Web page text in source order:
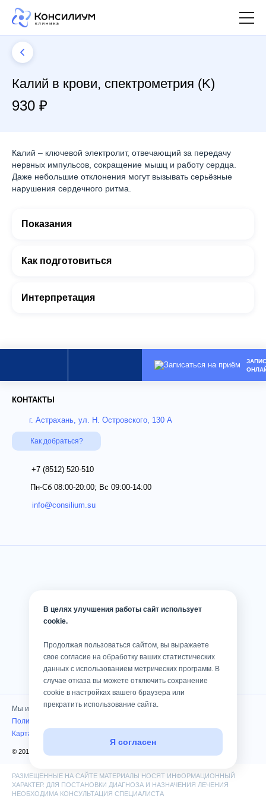
Калий в крови, спектрометрия (K)
930 ₽
Калий – ключевой электролит, отвечающий за передачу
нервных импульсов, сокращение мышц и работу сердца.
Даже небольшие отклонения могут вызывать серьёзные
нарушения сердечного ритма.
Показания
Как подготовиться
Интерпретация
КОНТАКТЫ
г. Астрахань, ул. Н. Островского, 130 А
Как добраться?
+7 (8512) 520-510
Пн-Сб 08:00-20:00; Вс 09:00-14:00
info@consilium.su
Мы используем cookies
Политика конфиденциальности
Карта сайта
© 2010 — 2026 Клиника «Консилиум». Все права защищены
РАЗМЕЩЕННЫЕ НА САЙТЕ МАТЕРИАЛЫ НОСЯТ ИНФОРМАЦИОННЫЙ
ХАРАКТЕР. ДЛЯ ПОСТАНОВКИ ДИАГНОЗА И НАЗНАЧЕНИЯ ЛЕЧЕНИЯ
НЕОБХОДИМА КОНСУЛЬТАЦИЯ СПЕЦИАЛИСТА
В целях улучшения работы сайт использует
cookie.
Продолжая пользоваться сайтом, вы выражаете
свое согласие на обработку ваших статистических
данных с использованием метрических программ. В
случае отказа вы можете отключить сохранение
cookie в настройках вашего браузера или
прекратить использование сайта.
Я согласен